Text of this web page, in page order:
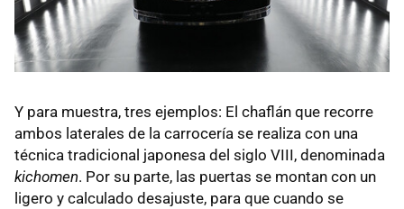
Y para muestra, tres ejemplos: El chaflán que recorre
ambos laterales de la carrocería se realiza con una
técnica tradicional japonesa del siglo VIII, denominada
kichomen. Por su parte, las puertas se montan con un
ligero y calculado desajuste, para que cuando se